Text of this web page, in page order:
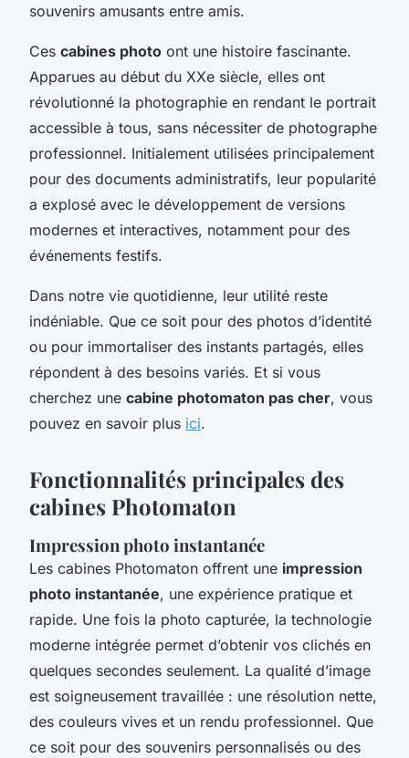
souvenirs amusants entre amis.
Ces cabines photo ont une histoire fascinante.
Apparues au début du XXe siècle, elles ont
révolutionné la photographie en rendant le portrait
accessible à tous, sans nécessiter de photographe
professionnel. Initialement utilisées principalement
pour des documents administratifs, leur popularité
a explosé avec le développement de versions
modernes et interactives, notamment pour des
événements festifs.
Dans notre vie quotidienne, leur utilité reste
indéniable. Que ce soit pour des photos d’identité
ou pour immortaliser des instants partagés, elles
répondent à des besoins variés. Et si vous
cherchez une cabine photomaton pas cher, vous
pouvez en savoir plus ici.
Fonctionnalités principales des
cabines Photomaton
Impression photo instantanée
Les cabines Photomaton offrent une impression
photo instantanée, une expérience pratique et
rapide. Une fois la photo capturée, la technologie
moderne intégrée permet d’obtenir vos clichés en
quelques secondes seulement. La qualité d’image
est soigneusement travaillée : une résolution nette,
des couleurs vives et un rendu professionnel. Que
ce soit pour des souvenirs personnalisés ou des